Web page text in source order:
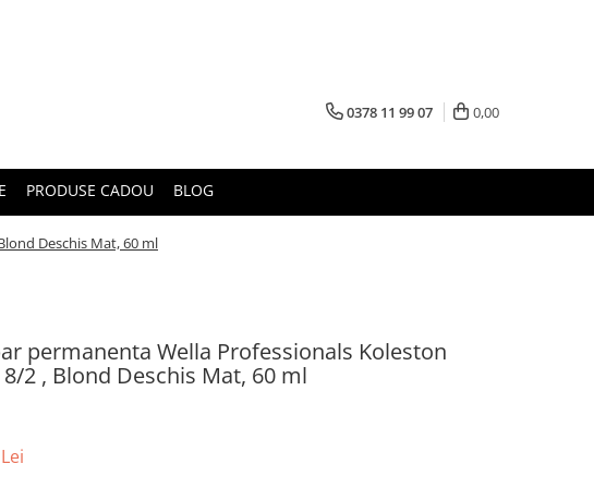
0378 11 99 07 0,00
PRODUSE CADOU BLOG
Deschis Mat, 60 ml
permanenta Wella Professionals Koleston
2 , Blond Deschis Mat, 60 ml